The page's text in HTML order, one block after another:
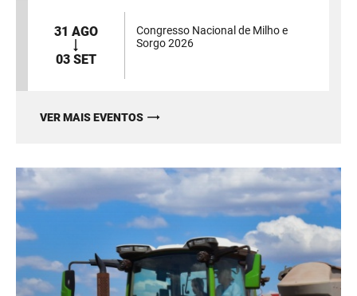
31 AGO
03 SET
Congresso Nacional de Milho e
Sorgo 2026
VER MAIS EVENTOS